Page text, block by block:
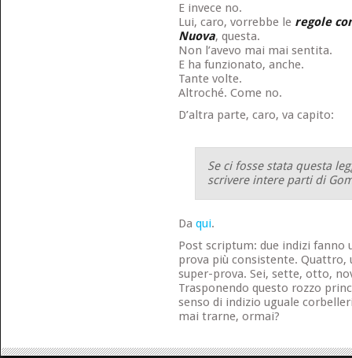
E invece no.
Lui, caro, vorrebbe le regole
Nuova, questa.
Non l’avevo mai mai sentita.
E ha funzionato, anche.
Tante volte.
Altroché. Come no.
D’altra parte, caro, va capito:
Se ci fosse stata questa
scrivere intere parti di
Da qui.
Post scriptum: due indizi fanno
prova più consistente. Quattro,
super-prova. Sei, sette, otto,
Trasponendo questo rozzo
senso di indizio uguale
mai trarne, ormai?